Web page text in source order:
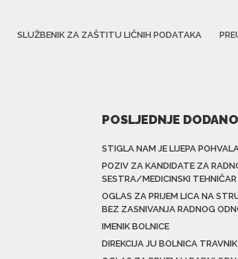
SLUŽBENIK ZA ZAŠTITU LIČNIH PODATAKA
POSLJEDNJE
STIGLA NAM JE LIJEPA
POZIV ZA KANDIDATE ZA
SESTRA/MEDICINSKI TEHNIČAR
OGLAS ZA PRIJEM LICA NA
BEZ ZASNIVANJA RADNOG
IMENIK BOLNICE
DIREKCIJA JU BOLNICA TRAVNIK